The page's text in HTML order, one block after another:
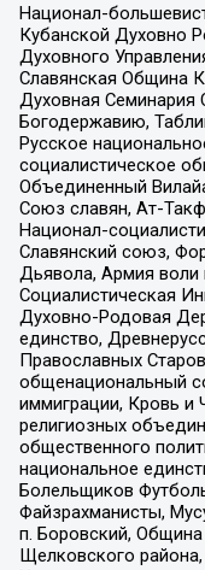
Национал-
Кубанской Духовно
Духовного
Славянская Община
Духовная Семинария
Богодержавию,
Русское
социалистическое
Объединенный
Союз славян, Ат-
Национал-
Славянский союз,
Дьявола, Армия воли
Социалистическая
Духовно-Родовая
единство,
Православных
общенациональный
иммиграции, Кровь и
религиозных
общественного
национальное
Болельщиков
Файзрахманисты,
п. Боровский,
Щелковского